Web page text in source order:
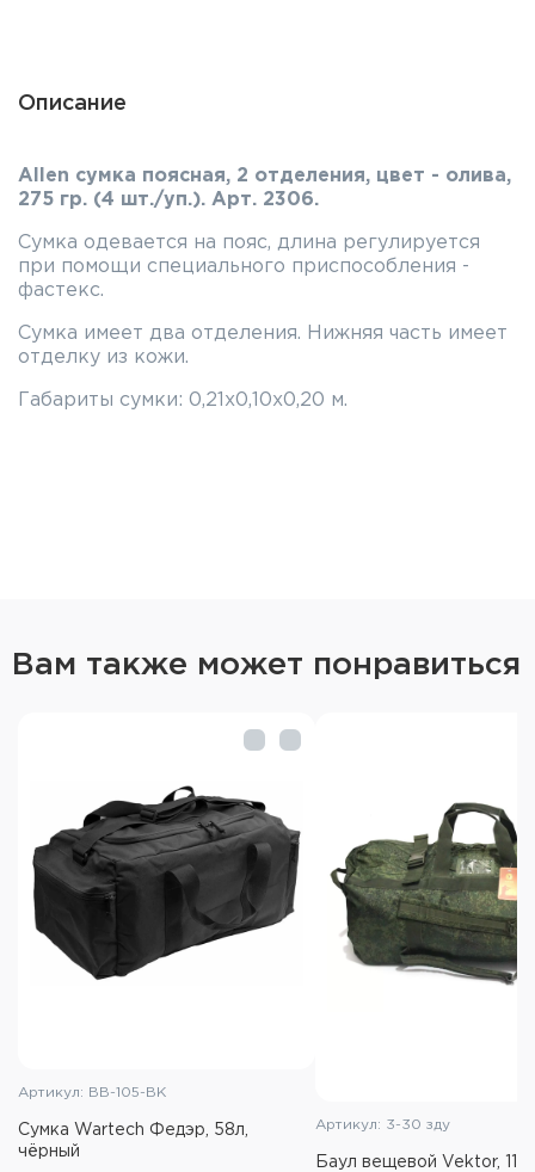
Чехлы и кейсы
Сигнальные средства
Дартс
Аксессуары
Описание
Allen сумка поясная, 2 отделения, цвет - олива,
275 гр. (4 шт./уп.). Арт. 2306.
Сумка одевается на пояс, длина регулируется
при помощи специального приспособления -
фастекс.
Сумка имеет два отделения. Нижняя часть имеет
отделку из кожи.
Габариты сумки: 0,21х0,10х0,20 м.
Вам также может понравиться
Артикул: BB-105-BK
Сумка Wartech Федэр, 58л,
чёрный
Артикул: 3-30 зду
Баул вещевой Vektor,